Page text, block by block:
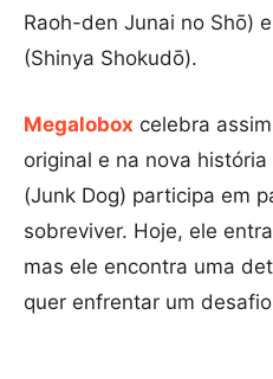
Raoh-den Junai no Shō) e
(Shinya Shokudō).
Megalobox celebra
original e na nova
(Junk Dog) participa em
sobreviver. Hoje, ele
mas ele encontra uma
quer enfrentar um